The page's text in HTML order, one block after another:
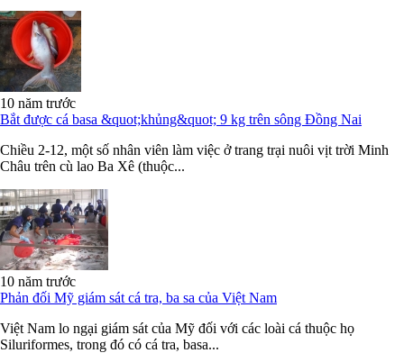
10 năm trước
Bắt được cá basa &quot;khủng&quot; 9 kg trên sông Đồng Nai
Chiều 2-12, một số nhân viên làm việc ở trang trại nuôi vịt trời Minh
Châu trên cù lao Ba Xê (thuộc...
10 năm trước
Phản đối Mỹ giám sát cá tra, ba sa của Việt Nam
Việt Nam lo ngại giám sát của Mỹ đối với các loài cá thuộc họ
Siluriformes, trong đó có cá tra, basa...